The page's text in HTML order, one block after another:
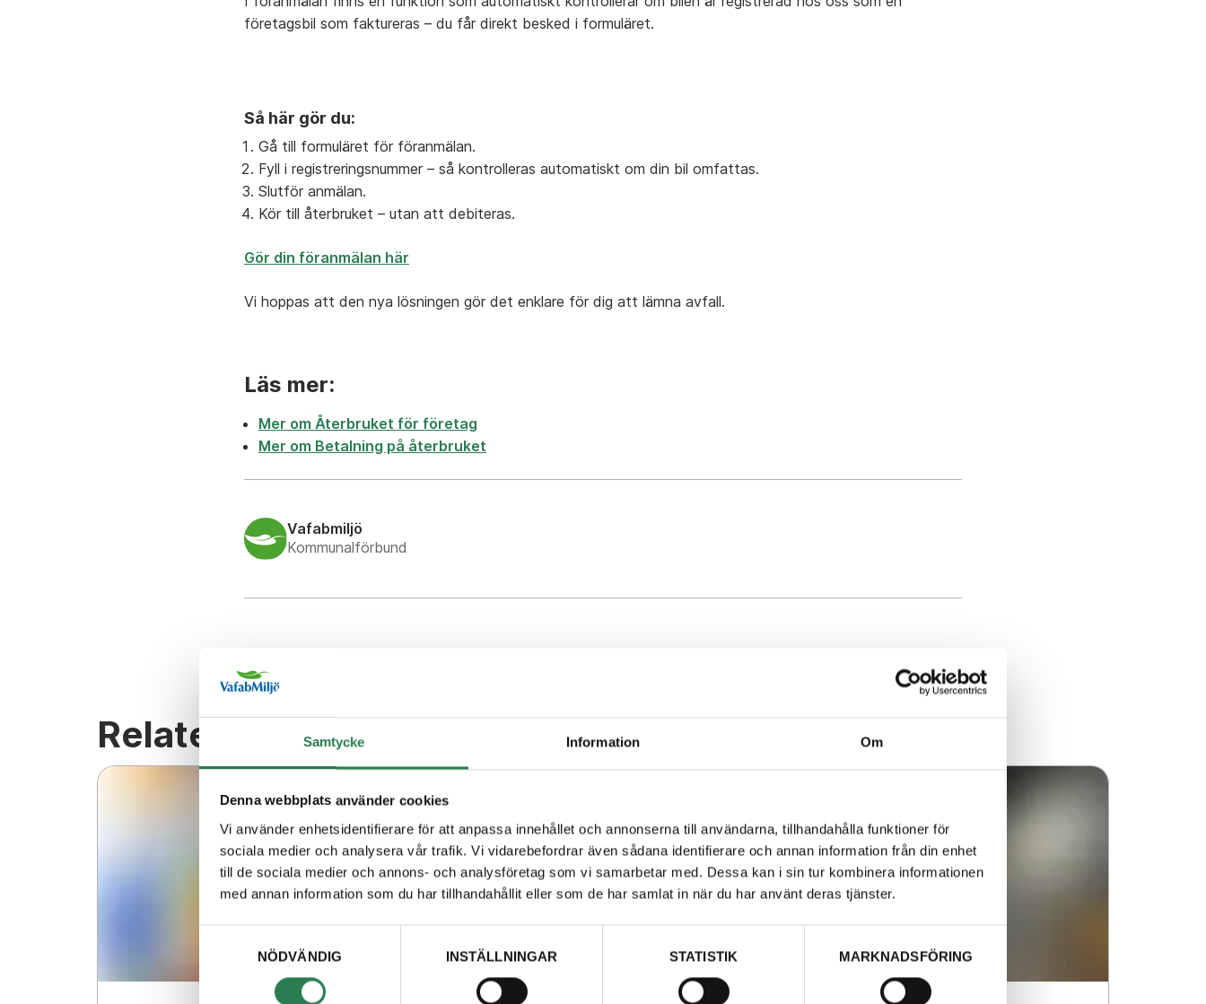
Samtycke Information Om
Denna webbplats använder cookies
Vi använder enhetsidentifierare för att anpassa innehållet och annonserna till användarna, tillhandahålla funktioner för
sociala medier och analysera vår trafik. Vi vidarebefordrar även sådana identifierare och annan information från din enhet
till de sociala medier och annons- och analysföretag som vi samarbetar med. Dessa kan i sin tur kombinera informationen
med annan information som du har tillhandahållit eller som de har samlat in när du har använt deras tjänster.
NÖDVÄNDIG
INSTÄLLNINGAR STATISTIK MARKNADSFÖRING
företagsbil som faktureras – du får direkt besked i formuläret.
Så här gör du:
Gå till formuläret för föranmälan.
Fyll i registreringsnummer – så kontrolleras automatiskt om din bil omfattas.
Slutför anmälan.
Kör till återbruket – utan att debiteras.
Gör din föranmälan här
Vi hoppas att den nya lösningen gör det enklare för dig att lämna avfall.
Läs mer:
Mer om Återbruket för företag
Mer om Betalning på återbruket
Vafabmiljö
Kommunalförbund
Relaterat innehåll